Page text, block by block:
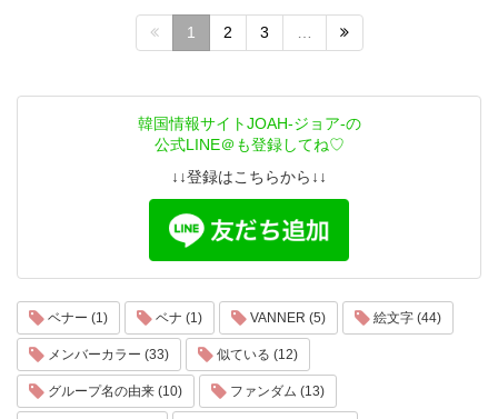
1 2 3
韓国情報サイトJOAH-ジョア-の
公式LINE＠も登録してね♡
↓↓登録はこちらから↓↓
ベナー (1) ベナ (1) VANNER (5) 絵文字 (44)
メンバーカラー (33) 似ている (12)
グループ名の由来 (10) ファンダム (13)